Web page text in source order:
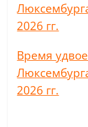
2026 гг.
Время
2026 гг.